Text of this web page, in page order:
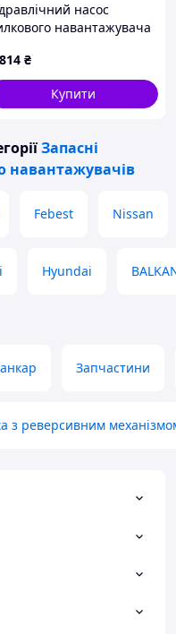
насос
навантажувача
₴
Купити
Запасні
навантажувачів
Febest Nissan
Hyundai
Запчастини
з реверсивним